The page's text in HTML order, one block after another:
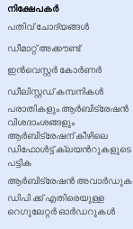
നിക്ഷേപകര്‍
പതിവ് ചോദ്യങ്ങൾ
ഡീമാറ്റ് അക്കൗണ്ട്
ഇൻവെസ്റ്റർ കോർണർ
ഡീലിസ്റ്റഡ് കമ്പനികൾ
പരാതികളും ആര്‍ബിട്രേഷന്‍
വിശദാംശങ്ങളും
ആർബിട്രേഷന് കീഴിലെ
ഡിഫോൾട്ട് ക്ലയന്‍റുകളുടെ
പട്ടിക
ആർബിട്രേഷൻ
ഡിപി ക്ക് എതിരെയുള്ള
റെഗുലേറ്റർ ഓർഡറുകൾ